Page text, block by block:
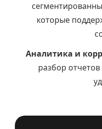
которые
Аналитика и
разбор